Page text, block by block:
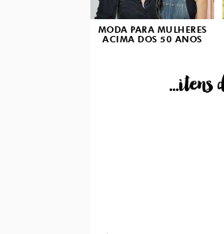
MODA PARA MULHERES
ACIMA DOS 50 ANOS
...itens